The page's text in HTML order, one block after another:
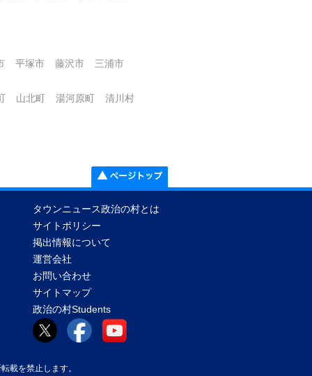
平塚市 藤沢市
三浦市
山北町 湯河原町
清川村
タウンニュース政治の村とは
サイトポリシー
掲出情報について
運営会社
お問い合わせ
サイトマップ
政治の村Students
載を禁止します。